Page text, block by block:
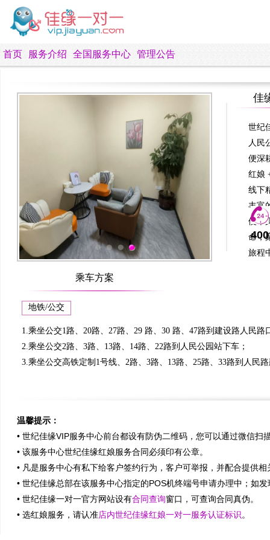
首页 服务介绍 全国服务中心 管理公告
佳
世纪
人民
便深
红娘
线下
丰富
便单
命，
旅程
乘车方案
地铁/公交
1.乘坐公交1路、20路、27路、29 路、30 路、47路到建设路人民路
2.乘坐公交2路、3路、13路、14路、22路到人民公园站下车；
3.乘坐公交高铁定制1号线、2路、3路、13路、25路、33路到人民
温馨提示：
• 世纪佳缘VIP服务中心前台都设有防伪二维码，您可以通过微信扫
• 该服务中心世纪佳缘红娘服务合同必须印有公章。
• 凡是服务中心有私下给客户签约行为，客户可举报，并配合提供
• 世纪佳缘总部在该服务中心指定的POS机终端号申请办理中；如
• 世纪佳缘一对一官方网站设有合同查询窗口，可查询合同真伪。
• 选红娘服务，请认准店内世纪佳缘红娘一对一服务认证标识。